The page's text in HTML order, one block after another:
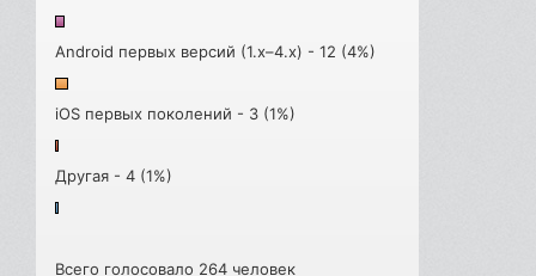
Android первых версий (1.x–4.x) - 12 (4%)
iOS первых поколений - 3 (1%)
Другая - 4 (1%)
Всего голосовало 264 человек